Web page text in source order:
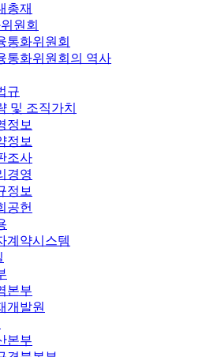
총재
원회
통화위원회
통화위원회의 역사
규
및 조직가치
정보
정보
조사
경영
정보
공헌
계약시스템
본부
개발원
본부